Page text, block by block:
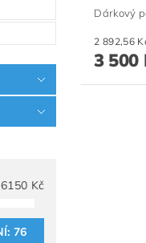
6150 Kč
76
Dárkový
3 500